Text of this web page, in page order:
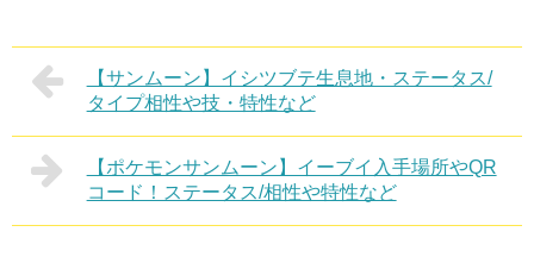
【サンムーン】イシツブテ生息地・ステータス/
タイプ相性や技・特性など
【ポケモンサンムーン】イーブイ入手場所やQR
コード！ステータス/相性や特性など